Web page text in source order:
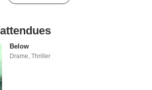
Below
Drame ,Thriller